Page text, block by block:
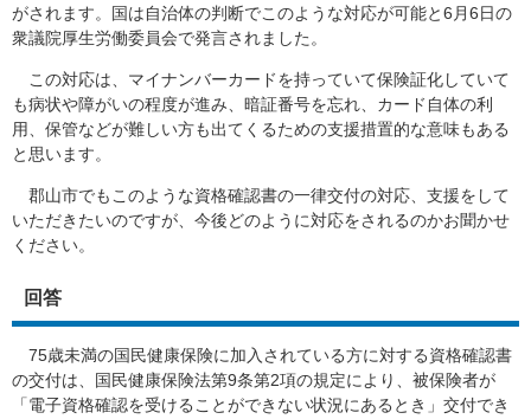
がされます。国は自治体の判断でこのような対応が可能と6月6日の
衆議院厚生労働委員会で発言されました。
この対応は、マイナンバーカードを持っていて保険証化していて
も病状や障がいの程度が進み、暗証番号を忘れ、カード自体の利
用、保管などが難しい方も出てくるための支援措置的な意味もある
と思います。
郡山市でもこのような資格確認書の一律交付の対応、支援をして
いただきたいのですが、今後どのように対応をされるのかお聞かせ
ください。
回答
75歳未満の国民健康保険に加入されている方に対する資格確認書
の交付は、国民健康保険法第9条第2項の規定により、被保険者が
「電子資格確認を受けることができない状況にあるとき」交付でき